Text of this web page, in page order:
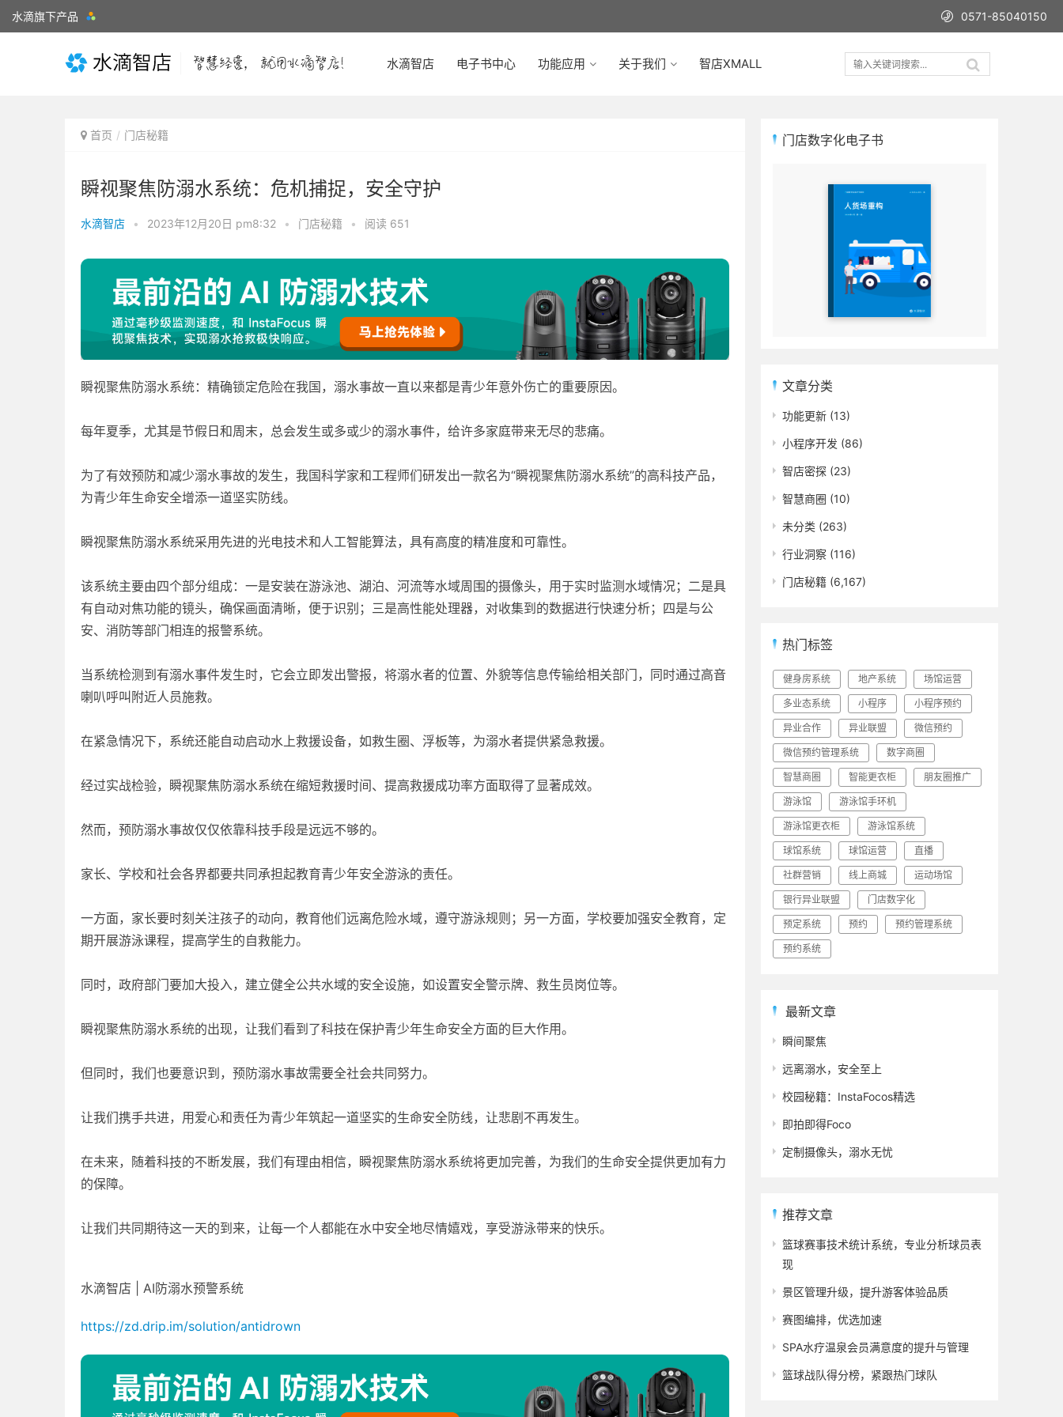
水滴旗下产品 0571-85040150
水滴智店 电子书中心 功能应用 关于我们 智店XMALL
首页 门店秘籍
瞬视聚焦防溺水系统：危机捕捉，安全守护
水滴智店 • 2023年12月20日 pm8:32 • 门店秘籍 • 阅读 651
瞬视聚焦防溺水系统：精确锁定危险在我国，溺水事故一直以来都是青少年意外伤亡的重要原因。
每年夏季，尤其是节假日和周末，总会发生或多或少的溺水事件，给许多家庭带来无尽的悲痛。
为了有效预防和减少溺水事故的发生，我国科学家和工程师们研发出一款名为“瞬视聚焦防溺水系统”的高科技产品，
为青少年生命安全增添一道坚实防线。
瞬视聚焦防溺水系统采用先进的光电技术和人工智能算法，具有高度的精准度和可靠性。
该系统主要由四个部分组成：一是安装在游泳池、湖泊、河流等水域周围的摄像头，用于实时监测水域情况；二是具
有自动对焦功能的镜头，确保画面清晰，便于识别；三是高性能处理器，对收集到的数据进行快速分析；四是与公
安、消防等部门相连的报警系统。
当系统检测到有溺水事件发生时，它会立即发出警报，将溺水者的位置、外貌等信息传输给相关部门，同时通过高音
喇叭呼叫附近人员施救。
在紧急情况下，系统还能自动启动水上救援设备，如救生圈、浮板等，为溺水者提供紧急救援。
经过实战检验，瞬视聚焦防溺水系统在缩短救援时间、提高救援成功率方面取得了显著成效。
然而，预防溺水事故仅仅依靠科技手段是远远不够的。
家长、学校和社会各界都要共同承担起教育青少年安全游泳的责任。
一方面，家长要时刻关注孩子的动向，教育他们远离危险水域，遵守游泳规则；另一方面，学校要加强安全教育，定
期开展游泳课程，提高学生的自救能力。
同时，政府部门要加大投入，建立健全公共水域的安全设施，如设置安全警示牌、救生员岗位等。
瞬视聚焦防溺水系统的出现，让我们看到了科技在保护青少年生命安全方面的巨大作用。
但同时，我们也要意识到，预防溺水事故需要全社会共同努力。
让我们携手共进，用爱心和责任为青少年筑起一道坚实的生命安全防线，让悲剧不再发生。
在未来，随着科技的不断发展，我们有理由相信，瞬视聚焦防溺水系统将更加完善，为我们的生命安全提供更加有力
的保障。
让我们共同期待这一天的到来，让每一个人都能在水中安全地尽情嬉戏，享受游泳带来的快乐。
水滴智店 | AI防溺水预警系统
https://zd.drip.im/solution/antidrown
门店数字化电子书
文章分类
功能更新 (13)
小程序开发 (86)
智店密探 (23)
智慧商圈 (10)
未分类 (263)
行业洞察 (116)
门店秘籍 (6,167)
热门标签
健身房系统 地产系统 场馆运营
多业态系统 小程序 小程序预约
异业合作 异业联盟 微信预约
微信预约管理系统 数字商圈
智慧商圈 智能更衣柜 朋友圈推广
游泳馆 游泳馆手环机
游泳馆更衣柜 游泳馆系统
球馆系统 球馆运营 直播
社群营销 线上商城 运动场馆
银行异业联盟 门店数字化
预定系统 预约 预约管理系统
预约系统
最新文章
瞬间聚焦
远离溺水，安全至上
校园秘籍：InstaFocos精选
即拍即得Foco
定制摄像头，溺水无忧
推荐文章
篮球赛事技术统计系统，专业分析球员表
现
景区管理升级，提升游客体验品质
赛图编排，优选加速
SPA水疗温泉会员满意度的提升与管理
篮球战队得分榜，紧跟热门球队